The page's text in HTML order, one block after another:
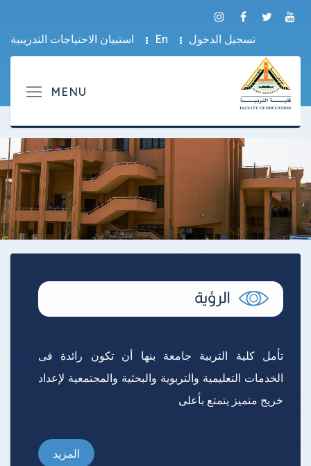
تسجيل الدخول En استبيان الاحتياجات التدريبية
تأمل كلية التربية جامعة بنها أن تكون رائدة فى
الخدمات التعليمية والتربوية والبحثية والمجتمعية لإعداد
خريج متميز يتمتع بأعلى
المزيد